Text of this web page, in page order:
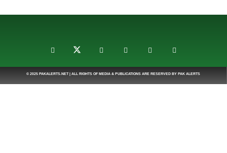
© 2025 PAKALERTS.NET| ALL RIGHTS OF MEDIA & PUBLICATIONS ARE RESERVED BY PAK ALERTS